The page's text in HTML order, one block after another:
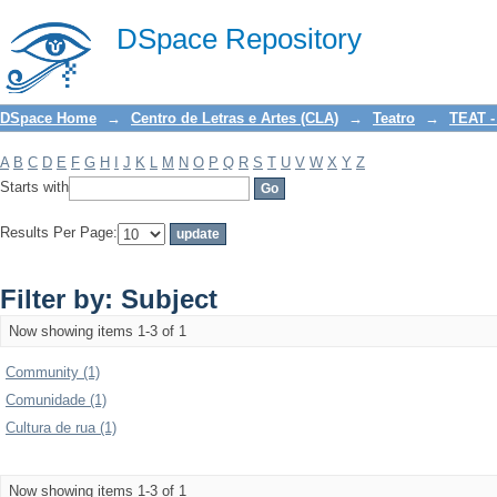
DSpace Repository
Filter by: Subject
DSpace Home → Centro de Letras e Artes (CLA) → Teatro → TEAT
A B C D E F G H J K L M N O P Q R S T U V W X Y Z
Starts with
Results Per Page:
Filter by: Subject
Now showing items 1-3 of 1
Community (1)
Comunidade (1)
Cultura de rua (1)
Now showing items 1-3 of 1